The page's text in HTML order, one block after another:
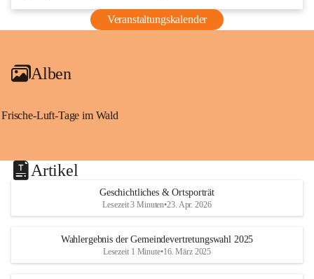
Veranstaltungskalender
Alben
Frische-Luft-Tage im Wald
Artikel
Geschichtliches & Ortsporträt
Lesezeit 3 Minuten•23. Apr. 2026
Wahlergebnis der Gemeindevertretungswahl 2025
Lesezeit 1 Minute•16. März 2025